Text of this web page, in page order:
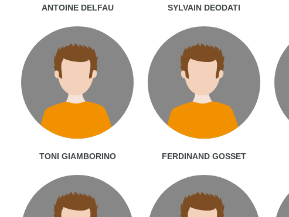
ANTOINE DELFAU SYLVAIN DEODATI
TONI GIAMBORINO FERDINAND GOSSET